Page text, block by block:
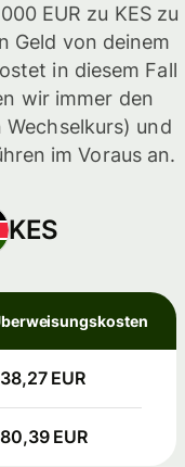
EUR zu KES zu
Geld von deinem
in diesem Fall
wir immer den
und
im Voraus an.
KES
EUR
EUR